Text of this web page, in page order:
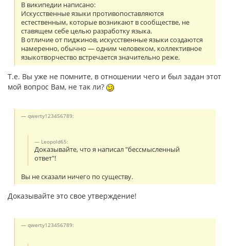
В википедии написано:
Искусственные языки противопоставляются
естественным, которые возникают в сообществе, не
ставящем себе целью разработку языка.
В отличие от пиджинов, искусственные языки создаются
намеренно, обычно — одним человеком, коллективное
языкотворчество встречается значительно реже.
Т.е. Вы уже не помните, в отношении чего и был задан этот
мой вопрос Вам, не так ли?
qwerty123456789:
Leopold65:
Доказывайте, что я написал "бессмысленный
ответ"!
Вы не сказали ничего по существу.
Доказывайте это свое утверждение!
qwerty123456789: